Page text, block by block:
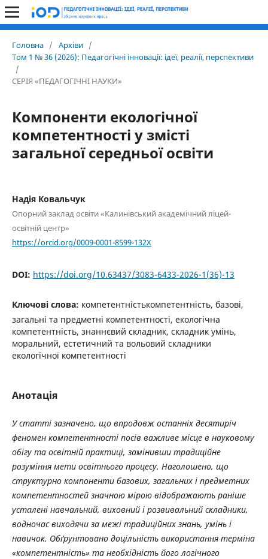
Головна / Архіви /
Том 1 № 36 (2026): Педагогічні інновації: ідеї, реалії, перспективи
/
СЕРІЯ «ПЕДАГОГІЧНІ НАУКИ»
Компоненти екологічної
компетентності у змісті
загальної середньої освіти
Надія Ковальчук
Опорний заклад освіти «Калинівський академічний ліцей-
освітній центр»
https://orcid.org/0009-0001-8599-132X
DOI: https://doi.org/10.63437/3083-6433-2026-1(36)-13
Ключові слова: компетентністькомпетентність, базові,
загальні та предметні компетентності, екологічна
компетентність, знаннєвий складник, складник умінь,
моральний, естетичний та вольовий складники
екологічної компетентності
Анотація
У статті зазначено, що впродовж останніх десятиріч
феномен компетентності посів важливе місце в науковому
обігу та освітній практиці, замінивши традиційне
розуміння мети освітнього процесу. Наголошено, що
структурно компоненти базових, загальних і предметних
компетентностей значною мірою відображають раніше
усталені навчальний, виховний і розвивальний складники,
водночас виходячи за межі традиційних знань, умінь і
навичок. Обґрунтовано доцільність використання терміна
«компетентність» та необхідність його логічного